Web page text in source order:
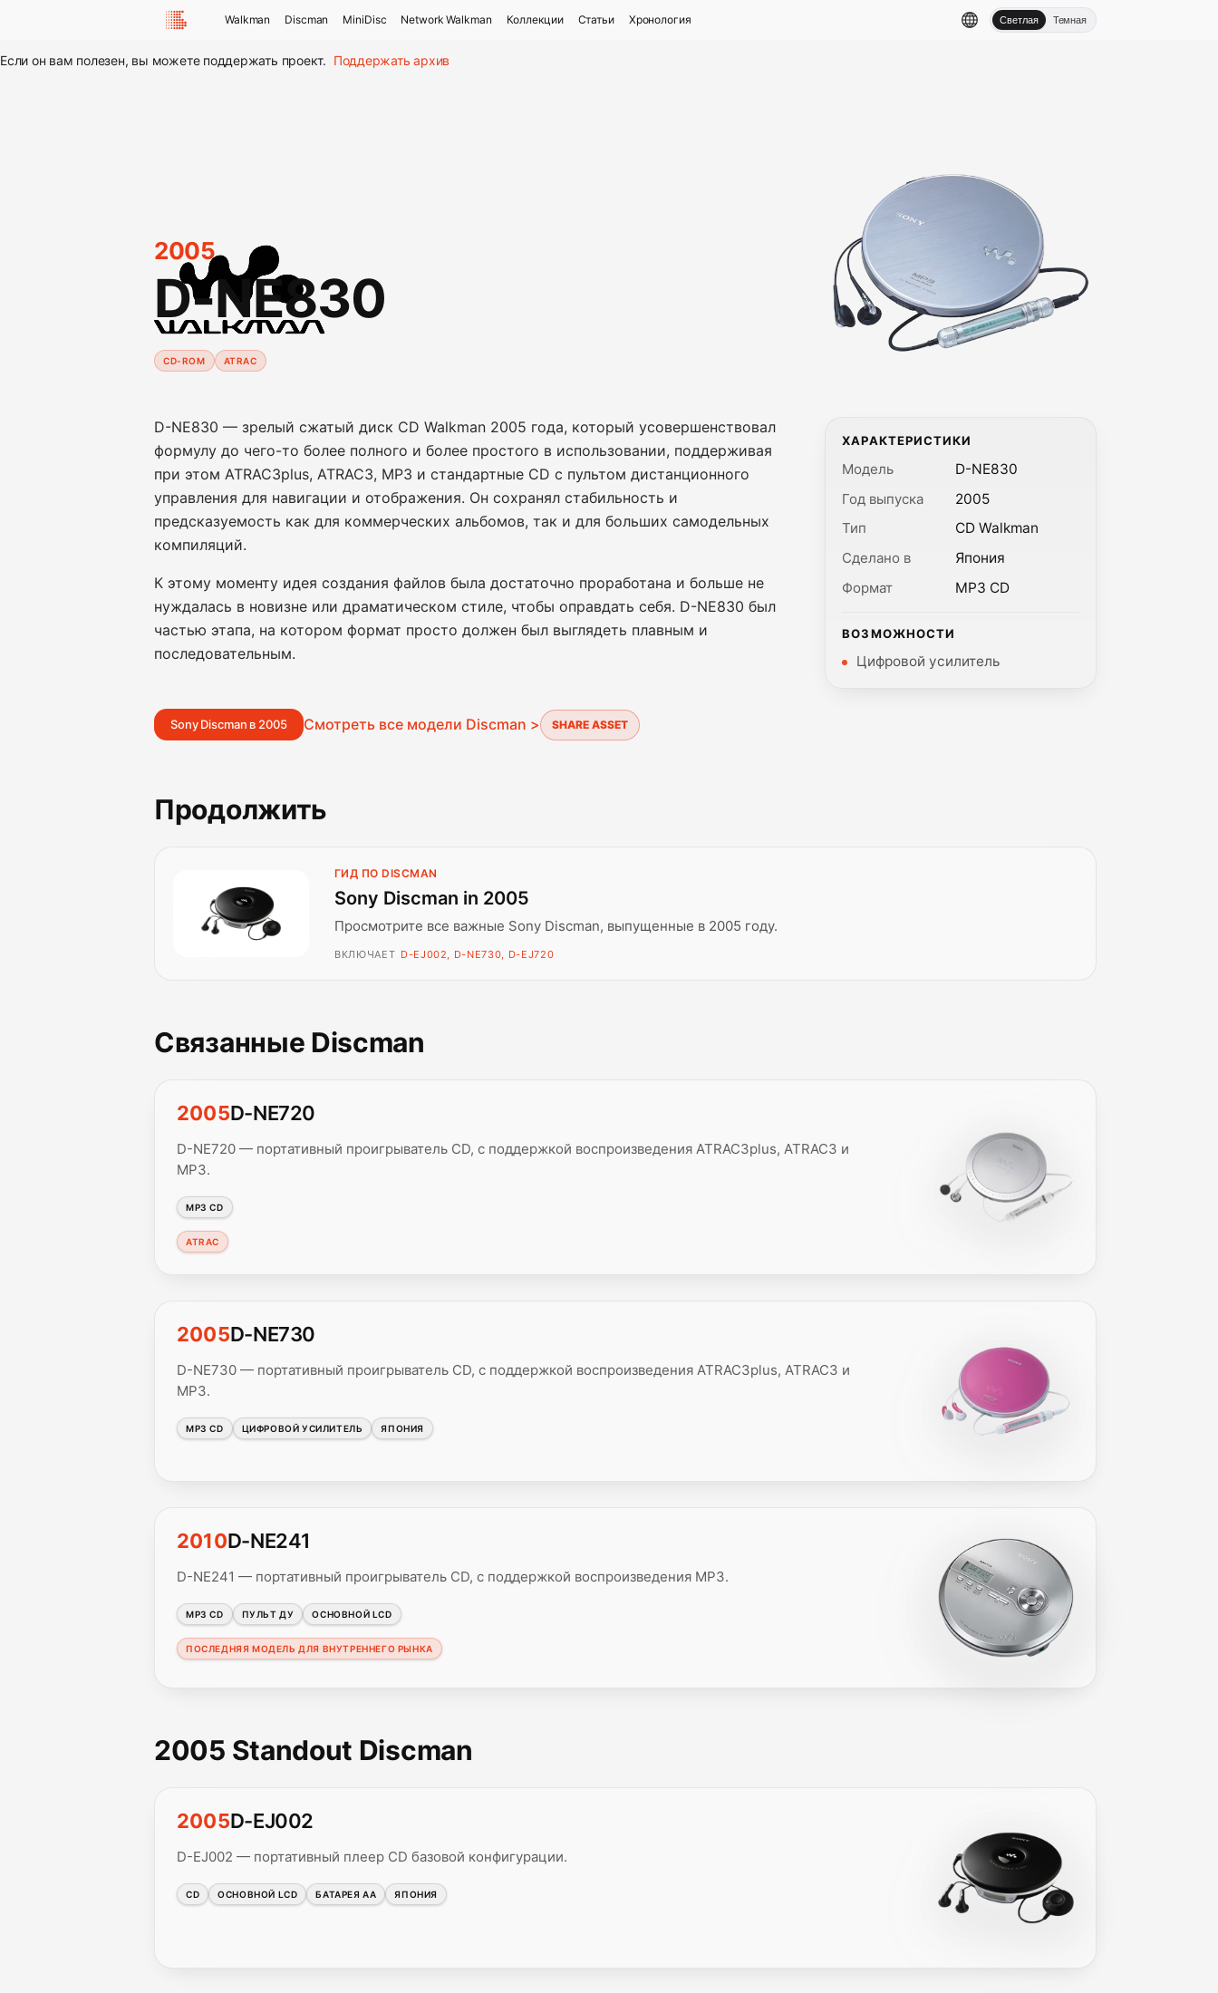
Walkman Discman MiniDisc Network Walkman Коллекции Статьи Хронология Светлая Темная
Если он вам полезен, вы можете поддержать проект. Поддержать архив
2005
D-NE830
CD-ROM ATRAC
D-NE830 — зрелый сжатый диск CD Walkman 2005 года, который усовершенствовал
формулу до чего-то более полного и более простого в использовании, поддерживая
при этом ATRAC3plus, ATRAC3, MP3 и стандартные CD с пультом дистанционного
управления для навигации и отображения. Он сохранял стабильность и
предсказуемость как для коммерческих альбомов, так и для больших самодельных
компиляций.
К этому моменту идея создания файлов была достаточно проработана и больше не
нуждалась в новизне или драматическом стиле, чтобы оправдать себя. D-NE830 был
частью этапа, на котором формат просто должен был выглядеть плавным и
последовательным.
Sony Discman в 2005 Смотреть все модели Discman > SHARE ASSET
ХАРАКТЕРИСТИКИ
Модель
D-NE830
Год выпуска
2005
Тип
CD Walkman
Сделано в
Япония
Формат
MP3 CD
ВОЗМОЖНОСТИ
Цифровой усилитель
Продолжить
ГИД ПО DISCMAN
Sony Discman in 2005
Просмотрите все важные Sony Discman, выпущенные в 2005 году.
ВКЛЮЧАЕТ D-EJ002, D-NE730, D-EJ720
Связанные Discman
2005D-NE720
D-NE720 — портативный проигрыватель CD, с поддержкой воспроизведения ATRAC3plus, ATRAC3 и
MP3.
MP3 CD
ATRAC
2005D-NE730
D-NE730 — портативный проигрыватель CD, с поддержкой воспроизведения ATRAC3plus, ATRAC3 и
MP3.
MP3 CD ЦИФРОВОЙ УСИЛИТЕЛЬ ЯПОНИЯ
2010D-NE241
D-NE241 — портативный проигрыватель CD, с поддержкой воспроизведения MP3.
MP3 CD ПУЛЬТ ДУ ОСНОВНОЙ LCD
ПОСЛЕДНЯЯ МОДЕЛЬ ДЛЯ ВНУТРЕННЕГО РЫНКА
2005 Standout Discman
2005D-EJ002
D-EJ002 — портативный плеер CD базовой конфигурации.
CD ОСНОВНОЙ LCD БАТАРЕЯ AA ЯПОНИЯ